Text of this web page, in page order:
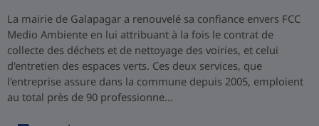
La mairie de Galapagar a renouvelé sa confiance envers FCC
Medio Ambiente en lui attribuant à la fois le contrat de
collecte des déchets et de nettoyage des voiries, et celui
d'entretien des espaces verts. Ces deux services, que
l'entreprise assure dans la commune depuis 2005, emploient
au total près de 90 professionne...